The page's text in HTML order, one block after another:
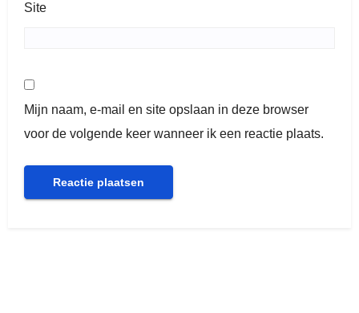
Site
Mijn naam, e-mail en site opslaan in deze browser
voor de volgende keer wanneer ik een reactie plaats.